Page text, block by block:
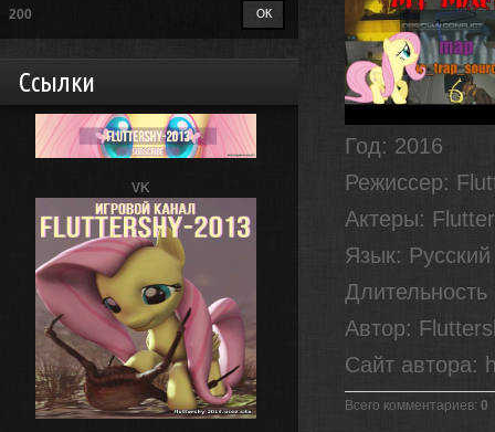
200
Ссылки
VK
Год: 2016
Режиссер:
Актеры:
Язык: Русский
Автор:
Сайт автора:
Всего комментариев: 0